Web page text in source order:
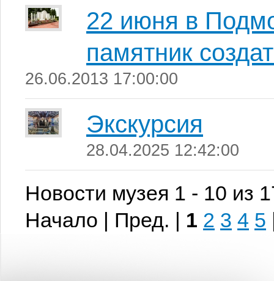
22 июня в
памятник
26.06.2013 17:00:00
Экскурсия
28.04.2025 12:42:00
Новости музея 1 - 10 из
Начало | Пред. | 1 2 3 4 5